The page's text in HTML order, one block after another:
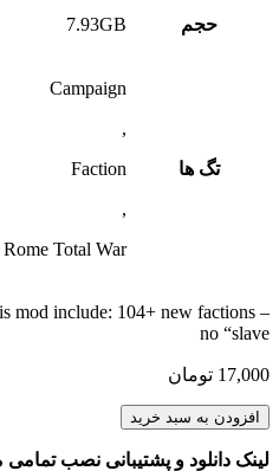
حجم 7.93GB
تگ ها
Campaign
,
Faction
,
Rome Total War
mod include: 104+ new factions –
no “slave
17,000 تومان
Rome
Retrofit
عدد
افزودن به سبد خرید
لینک دانلود و پشتیبانی نصب